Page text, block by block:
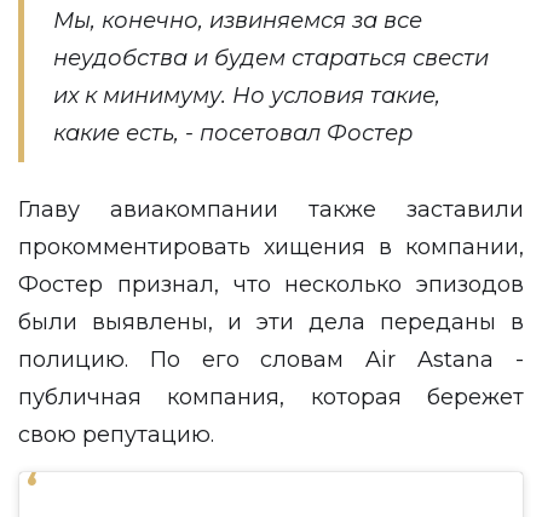
Мы, конечно, извиняемся за все
неудобства и будем стараться свести
их к минимуму. Но условия такие,
какие есть, - посетовал Фостер
Главу авиакомпании также заставили
прокомментировать хищения в компании,
Фостер признал, что несколько эпизодов
были выявлены, и эти дела переданы в
полицию. По его словам Air Astana -
публичная компания, которая бережет
свою репутацию.